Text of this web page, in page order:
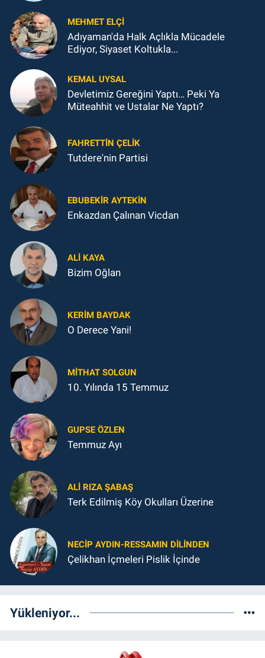
MEHMET ELÇI
Adıyaman'da Halk Açlıkla Mücadele
Ediyor, Siyaset Koltukla...
KEMAL UYSAL
Devletimiz Gereğini Yaptı… Peki Ya
Müteahhit ve Ustalar Ne Yaptı?
FAHRETTIN ÇELİK
Tutdere'nin Partisi
EBUBEKIR AYTEKIN
Enkazdan Çalınan Vicdan
ALI KAYA
Bizim Oğlan
KERIM BAYDAK
O Derece Yani!
MITHAT SOLGUN
10. Yılında 15 Temmuz
GUPSE ÖZLEN
Temmuz Ayı
ALI RIZA ŞABAŞ
Terk Edilmiş Köy Okulları Üzerine
NECIP AYDIN-RESSAMIN DILINDEN
Çelikhan İçmeleri Pislik İçinde
Yükleniyor...